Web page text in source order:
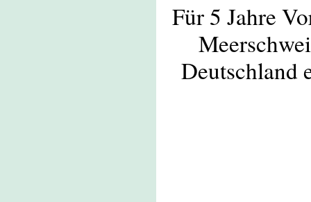
Für 5 Jahre
Deutschland